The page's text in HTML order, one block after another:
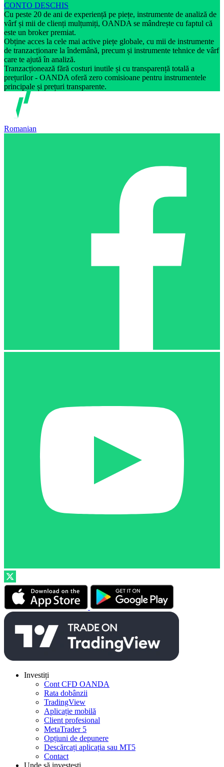
CONTO DESCHIS
Cu peste 20 de ani de experiență pe piețe, instrumente de analiză de
vârf și mii de clienți mulțumiți, OANDA se mândrește cu faptul că
este un broker premiat.
Obține acces la cele mai active piețe globale, cu mii de instrumente
de tranzacționare la îndemână, precum și instrumente tehnice de vârf
care te ajută în analiză.
Tranzacționează fără costuri inutile și cu transparență totală a
prețurilor - OANDA oferă zero comisioane pentru instrumentele
principale și prețuri transparente.
Romanian
Investiți
Cont CFD OANDA
Rata dobânzii
TradingView
Aplicație mobilă
Client profesional
MetaTrader 5
Opțiuni de depunere
Descărcați aplicația sau MT5
Contact